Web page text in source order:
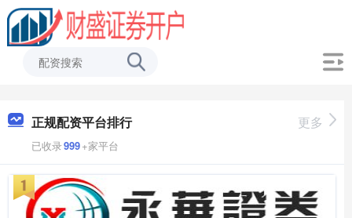
正规配资平台排行
已收录999+家平台
更多